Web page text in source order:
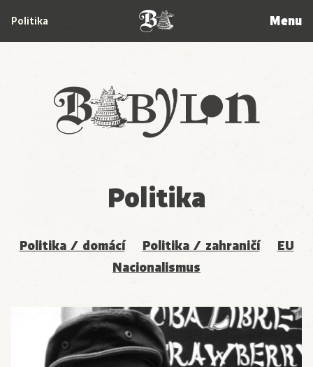
Babylon
Politika Menu
Politika
Politika / domácí Politika / zahraničí
EU
Nacionalismus